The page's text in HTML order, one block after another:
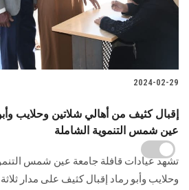
2024-02-29
إقبال كثيف من أهالي شلاتين وحلايب
عين شمس التنموية الشاملة
تشهد عيادات قافلة جامعة عين شمس
وحلايب وأبو رماد إقبال كثيف على مدار